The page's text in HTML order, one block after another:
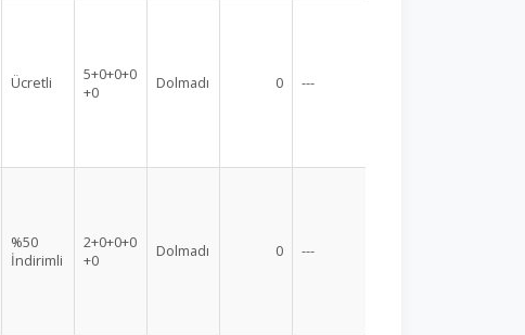
Ücretli
5+0+0+0
+0
Dolmadı 0 ---
%50
İndirimli
2+0+0+0
+0
Dolmadı 0 ---